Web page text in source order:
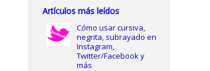
Artículos más leídos
Cómo usar cursiva,
negrita, subrayado en
Instagram,
Twitter/Facebook y
más